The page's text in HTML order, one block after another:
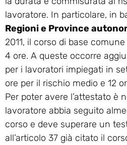
lavoratore. In particolare, in
Regioni e Province
2011, il corso di base
4 ore. A queste occorre
per i lavoratori impiegati in
ore per il rischio medio e 12
Per poter avere l’attestato è
lavoratore abbia seguito
corso e deve superare un
all’articolo 37 già citato il